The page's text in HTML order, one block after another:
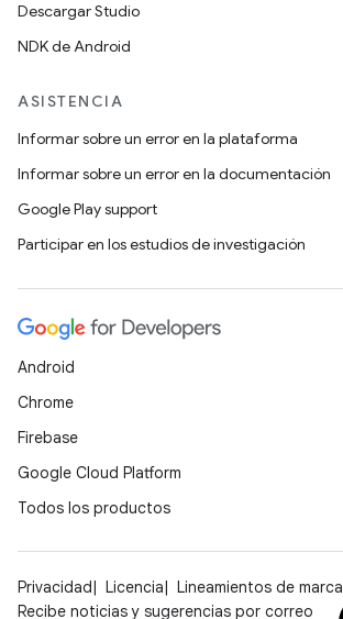
Descargar Studio
NDK de Android
ASISTENCIA
Informar sobre un error en la plataforma
Informar sobre un error en la documentación
Google Play support
Participar en los estudios de investigación
Android
Chrome
Firebase
Google Cloud Platform
Todos los productos
Privacidad Licencia Lineamientos de marca
Recibe noticias y sugerencias por correo